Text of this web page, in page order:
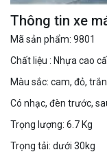
Thông tin xe
Mã sản phẩm: 9801
Chất liệu : Nhựa cao
Màu sắc: cam, đỏ,
Có nhạc, đèn trước,
Trọng lượng: 6.7 Kg
Trọng tải: dưới 30kg